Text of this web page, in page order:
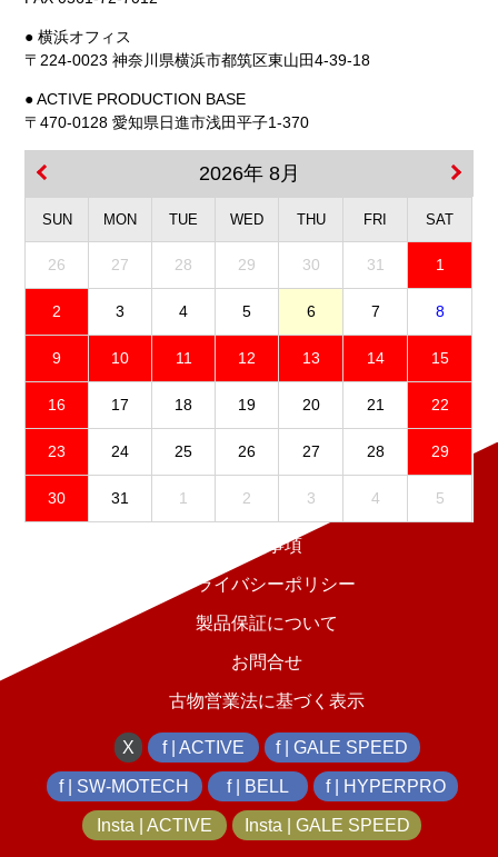
● 横浜オフィス
〒224-0023 神奈川県横浜市都筑区東山田4-39-18
● ACTIVE PRODUCTION BASE
〒470-0128 愛知県日進市浅田平子1-370
2026年 8月
SUN MON TUE WED THU FRI SAT
26 27 28 29 30 31 1
2 3 4 5 6 7 8
9 10 11 12 13 14 15
16 17 18 19 20 21 22
23 24 25 26 27 28 29
30 31 1 2 3 4 5
免責事項
プライバシーポリシー
製品保証について
お問合せ
古物営業法に基づく表示
X f | ACTIVE f | GALE SPEED
f | SW-MOTECH f | BELL f | HYPERPRO
Insta | ACTIVE Insta | GALE SPEED